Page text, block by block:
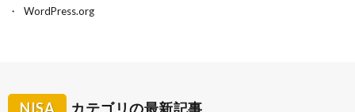
WordPress.org
NISA カテゴリの最新記事